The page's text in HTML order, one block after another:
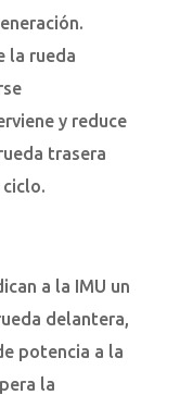
la rueda
y reduce
trasera
a la IMU un
delantera,
potencia a la
la